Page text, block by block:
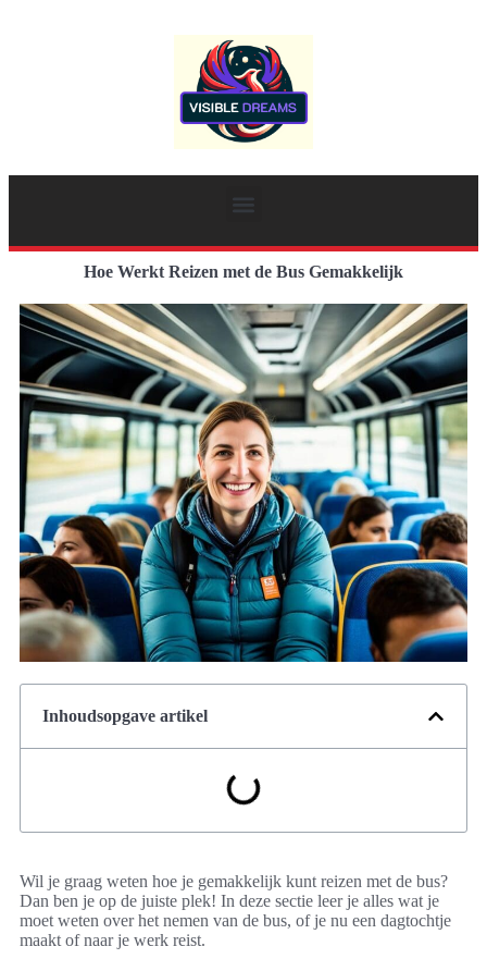
Hoe Werkt Reizen met de Bus Gemakkelijk
Inhoudsopgave artikel
Wil je graag weten hoe je gemakkelijk kunt reizen met de bus?
Dan ben je op de juiste plek! In deze sectie leer je alles wat je
moet weten over het nemen van de bus, of je nu een dagtochtje
maakt of naar je werk reist.